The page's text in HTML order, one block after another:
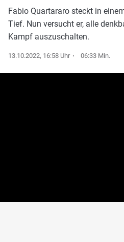
Fabio Quartararo steckt in
Tief. Nun versucht er, alle
Kampf auszuschalten.
13.10.2022, 16:58 Uhr 06:33 Min.